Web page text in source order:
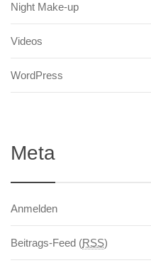
Night Make-up
Videos
WordPress
Meta
Anmelden
Beitrags-Feed (RSS)